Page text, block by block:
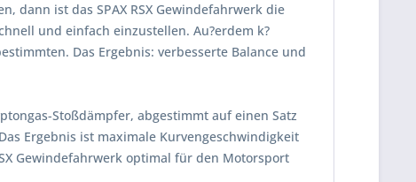
dann ist das SPAX RSX Gewindefahrwerk die
und einfach einzustellen. Au?erdem k?
Das Ergebnis: verbesserte Balance und
Stoßdämpfer, abgestimmt auf einen Satz
Ergebnis ist maximale Kurvengeschwindigkeit
Gewindefahrwerk optimal für den Motorsport